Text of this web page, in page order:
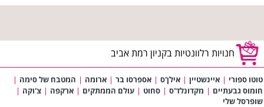
חנויות רלוונטיות בקניון רמת אביב
טוטו ספורי | איינשטיין | אילן'ס | אספרסו בר | ארומה | המטבח של סימה |
חומוס גבעתיים | מקדונלד'ס | סחוט | עולם הממתקים | ארקפה | צ'וקה |
שופרסל שלי